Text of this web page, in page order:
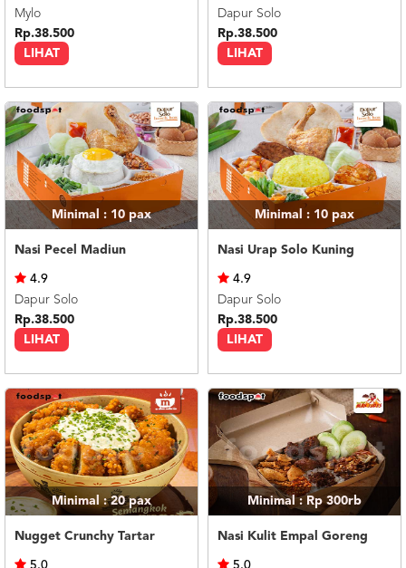
LIHAT
Mylo
Rp.38.500
LIHAT
Dapur Solo
Rp.38.500
Minimal : 10 pax
Nasi Pecel Madiun
LIHAT
4.9
Dapur Solo
Rp.38.500
Minimal : 10 pax
Nasi Urap Solo Kuning
LIHAT
4.9
Dapur Solo
Rp.38.500
Minimal : 20pax
Nugget Crunchy Tartar
5.0
Minimal : Rp 300rb
Nasi Kulit Empal Goreng
5.0